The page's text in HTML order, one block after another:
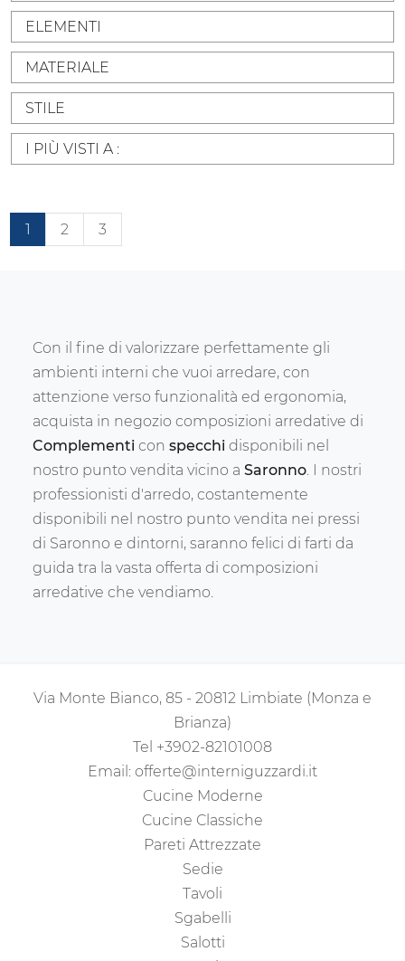
ELEMENTI
MATERIALE
STILE
I PIÙ VISTI A :
1 2 3
Con il fine di valorizzare perfettamente gli
ambienti interni che vuoi arredare, con
attenzione verso funzionalità ed ergonomia,
acquista in negozio composizioni arredative di
Complementi con specchi disponibili nel
nostro punto vendita vicino a Saronno. I nostri
professionisti d'arredo, costantemente
disponibili nel nostro punto vendita nei pressi
di Saronno e dintorni, saranno felici di farti da
guida tra la vasta offerta di composizioni
arredative che vendiamo.
Via Monte Bianco, 85 - 20812 Limbiate (Monza e
Brianza)
Tel +3902-82101008
Email: offerte@interniguzzardi.it
Cucine Moderne
Cucine Classiche
Pareti Attrezzate
Sedie
Tavoli
Sgabelli
Salotti